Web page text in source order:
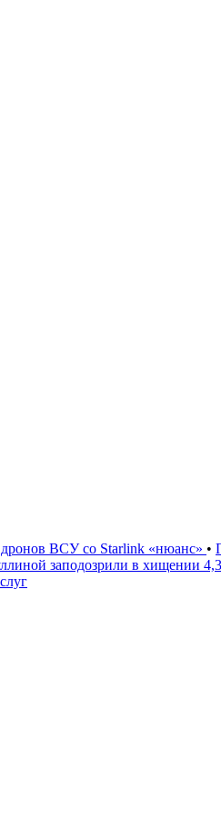
ВСУ со Starlink «нюанс» •
заподозрили в хищении